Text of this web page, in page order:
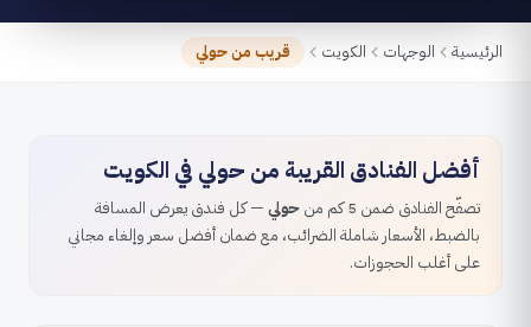
الرئيسية الوجهات الكويت قريب من حولي
أفضل الفنادق القريبة من حولي في الكويت
تصفّح الفنادق ضمن 5 كم من حولي— كل فندق يعرض المسافة
بالضبط، الأسعار شاملة الضرائب، مع ضمان أفضل سعر وإلغاء مجاني
على أغلب الحجوزات.